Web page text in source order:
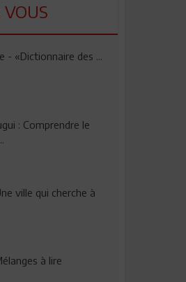
- «Dictionnaire des ...
: Comprendre le
ville qui cherche à
à lire